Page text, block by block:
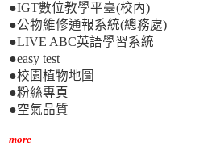
●IGT數位教學平臺(校內)
●公物維修通報系統(總務處)
●LIVE ABC英語學習系統
●easy test
●校園植物地圖
●粉絲專頁
●空氣品質
more